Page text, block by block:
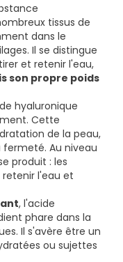
tissus de
dans le
Il se distingue
et retenir l'eau,
son propre poids
hyaluronique
Cette
de la peau,
Au niveau
produit : les
l'eau et
, l'acide
phare dans la
Il s'avère être un
ou sujettes